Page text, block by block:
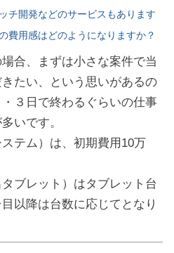
チ開発などのサービスもあります
費用感はどのようになりますか？
合、まずは小さな案件で当
たい、という思いがあるの
３日で終わるぐらいの仕事
いです。
テム）は、初期費用10万
ブレット）はタブレット台
以降は台数に応じてとなり